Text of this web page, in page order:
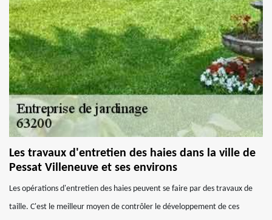
Les travaux d'entretien des haies dans la ville de
Pessat Villeneuve et ses environs
Les opérations d'entretien des haies peuvent se faire par des travaux de
taille. C'est le meilleur moyen de contrôler le développement de ces